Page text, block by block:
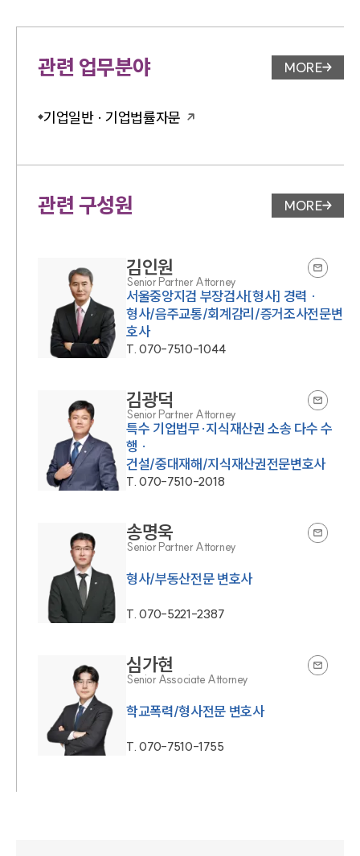
관련 업무분야 업무분야
MORE
기업일반 · 기업법률자문
관련 구성원 변호사 페
MORE
김인원
Senior Partner Attorney
서울중앙지검 부장검사[형사] 경력 ·
형사/음주교통/회계감리/증거조사전문변
호사
T.070-7510-1044
김광덕
Senior Partner Attorney
특수 기업법무·지식재산권 소송 다수 수
행 ·
건설/중대재해/지식재산권전문변호사
T.070-7510-2018
송명욱
Senior Partner Attorney
형사/부동산전문 변호사
T.070-5221-2387
심가현
Senior Associate Attorney
학교폭력/형사전문 변호사
T.070-7510-1755